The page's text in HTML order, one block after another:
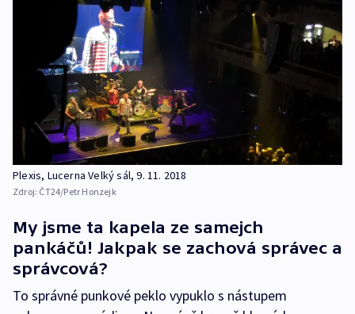
Plexis, Lucerna Velký sál, 9. 11. 2018
Zdroj: ČT24/Petr Honzejk
My jsme ta kapela ze samejch
pankáčů! Jakpak se zachová správec a
správcová?
To správné punkové peklo vypuklo s nástupem